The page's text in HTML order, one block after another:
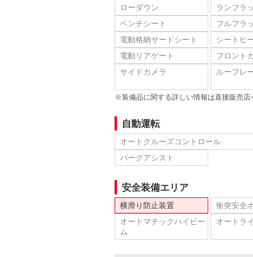
ローダウン
ランフラ
ベンチシート
フルフラ
電動格納サードシート
シートヒ
電動リアゲート
フロント
サイドカメラ
ルーフレ
※装備品に関する詳しい情報は直接販売店
自動運転
オートクルーズコントロール
パークアシスト
安全装備エリア
横滑り防止装置 衝突安全
オートマチックハイビー
ム
オートラ